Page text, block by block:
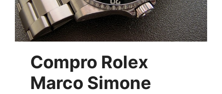
Compro Rolex
Marco Simone